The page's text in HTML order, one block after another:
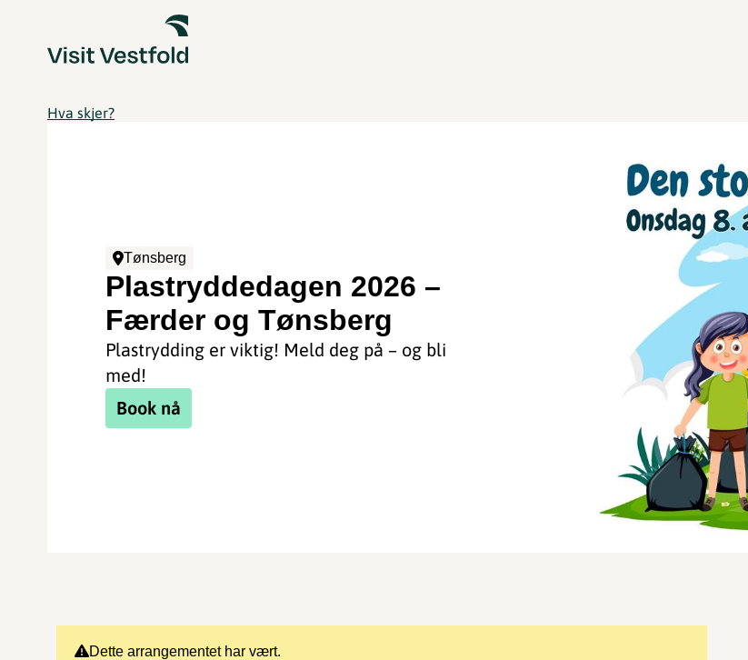
Hva skjer?
Tønsberg
Plastryddedagen 2026 –
Færder og Tønsberg
Plastrydding er viktig! Meld deg på – og bli
med!
Book nå
Dette arrangementet har vært.